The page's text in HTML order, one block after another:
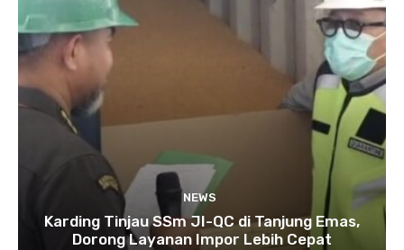
NEWS
Karding Tinjau SSm JI-QC di Tanjung Emas,
Dorong Layanan Impor Lebih Cepat